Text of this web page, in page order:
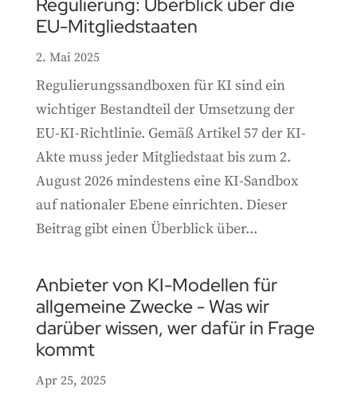
EU-Mitgliedstaaten
2. Mai 2025
Regulierungssandboxen für KI sind ein
wichtiger Bestandteil der Umsetzung der
EU-KI-Richtlinie. Gemäß Artikel 57 der KI-
Akte muss jeder Mitgliedstaat bis zum 2.
August 2026 mindestens eine KI-Sandbox
auf nationaler Ebene einrichten. Dieser
Beitrag gibt einen Überblick über...
Anbieter von KI-Modellen für
allgemeine Zwecke - Was wir
darüber wissen, wer dafür in Frage
kommt
Apr 25, 2025